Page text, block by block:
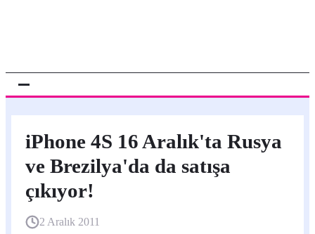
iPhone 4S 16 Aralık'ta Rusya
ve Brezilya'da da satışa
çıkıyor!
2 Aralık 2011